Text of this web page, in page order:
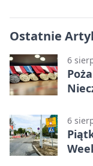
Ostatnie
6
6